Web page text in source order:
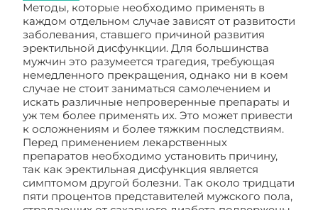
Методы, которые необходимо применять в
каждом отдельном случае зависят от развитости
заболевания, ставшего причиной развития
эректильной дисфункции. Для большинства
мужчин это разумеется трагедия, требующая
немедленного прекращения, однако ни в коем
случае не стоит заниматься самолечением и
искать различные непроверенные препараты и
уж тем более применять их. Это может привести
к осложнениям и более тяжким последствиям.
Перед применением лекарственных
препаратов необходимо установить причину,
так как эректильная дисфункция является
симптомом другой болезни. Так около тридцати
пяти процентов представителей мужского пола,